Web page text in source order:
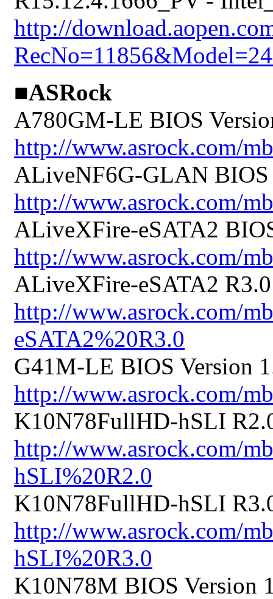
http://
■ASRock
A780GM-LE BIOS
http://www.asrock.com/
ALiveNF6G-GLAN
http://www.asrock.com/
ALiveXFire-eSATA2
http://www.asrock.com/
ALiveXFire-eSATA2
http://www.asrock.com/
eSATA2%20R3.0
G41M-LE BIOS Version
http://www.asrock.com/
K10N78FullHD-hSLI
http://www.asrock.com/
hSLI%20R2.0
K10N78FullHD-hSLI
http://www.asrock.com/
hSLI%20R3.0
K10N78M BIOS Version